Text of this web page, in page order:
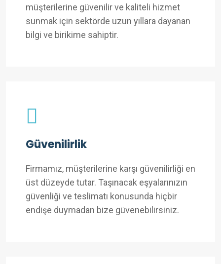
müşterilerine güvenilir ve kaliteli hizmet
sunmak için sektörde uzun yıllara dayanan
bilgi ve birikime sahiptir.
Güvenilirlik
Firmamız, müşterilerine karşı güvenilirliği en
üst düzeyde tutar. Taşınacak eşyalarınızın
güvenliği ve teslimatı konusunda hiçbir
endişe duymadan bize güvenebilirsiniz.